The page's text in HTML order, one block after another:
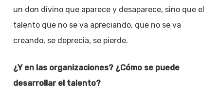
un don divino que aparece y desaparece, sino que el
talento que no se va apreciando, que no se va
creando, se deprecia, se pierde.
¿Y en las organizaciones? ¿Cómo se puede
desarrollar el talento?